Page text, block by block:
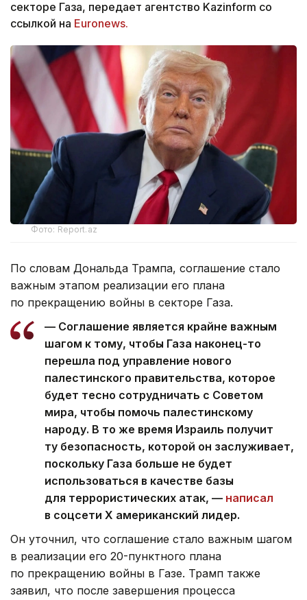
секторе Газа, передает агентство Kazinform со
ссылкой на Euronews.
Фото: Report.az
По словам Дональда Трампа, соглашение стало
важным этапом реализации его плана
по прекращению войны в секторе Газа.
— Соглашение является крайне важным
шагом к тому, чтобы Газа наконец-то
перешла под управление нового
палестинского правительства, которое
будет тесно сотрудничать с Советом
мира, чтобы помочь палестинскому
народу. В то же время Израиль получит
ту безопасность, которой он заслуживает,
поскольку Газа больше не будет
использоваться в качестве базы
для террористических атак, — написал
в соцсети Х американский лидер.
Он уточнил, что соглашение стало важным шагом
в реализации его 20-пунктного плана
по прекращению войны в Газе. Трамп также
заявил, что после завершения процесса